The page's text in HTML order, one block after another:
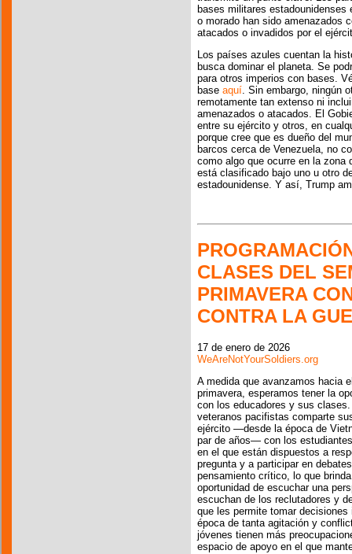
bases militares
o morado han sido amenazados
atacados o invadidos por el
Los países azules cuentan la
busca dominar el planeta. Se
para otros imperios con bases.
base aquí. Sin embargo, ningún
remotamente tan extenso ni
amenazados o atacados. El
entre su ejército y otros, en
porque cree que es dueño del
barcos cerca de Venezuela, no
como algo que ocurre en la zona
está clasificado bajo uno u otro
estadounidense. Y así, Trump
CLASES DEL
PRIMAVERA
CONTRA LA
17 de enero de 2026
WeAreNotYourSoldiers.org
A medida que avanzamos hacia
primavera, esperamos tener la
con los educadores y sus
veteranos pacifistas comparte
ejército —desde la época de
par de años— con los
en el que están dispuestos a
pregunta y a participar en
pensamiento crítico, lo que
oportunidad de escuchar una
escuchan de los reclutadores y
que les permite tomar
época de tanta agitación y
jóvenes tienen más
espacio de apoyo en el que